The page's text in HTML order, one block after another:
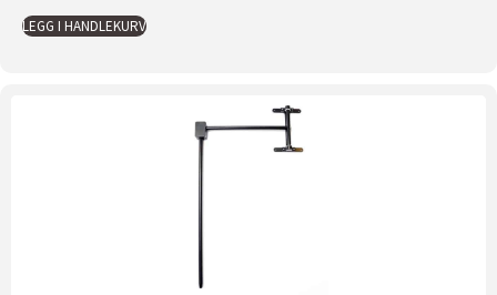
LEGG I HANDLEKURV